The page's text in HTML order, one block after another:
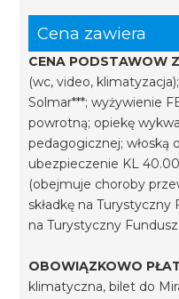
Cena zawiera
CENA PODSTAWOW
(wc, video,
Solmar***; wyżywienie
powrotną; opiekę
pedagogicznej; włoską
ubezpieczenie KL
(obejmuje choroby
składkę na Turystyczny
na Turystyczny
OBOWIĄZKOWO
klimatyczna, bilet do